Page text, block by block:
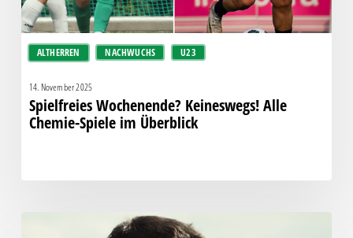
ALTHERREN NACHWUCHS U23
14. November 2025
Spielfreies Wochenende? Keineswegs! Alle
Chemie-Spiele im Überblick